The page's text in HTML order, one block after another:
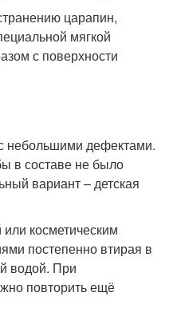
царапин,
мягкой
с поверхности
небольшими дефектами.
в составе не было
вариант – детская
косметическим
постепенно втирая в
водой. При
повторить ещё